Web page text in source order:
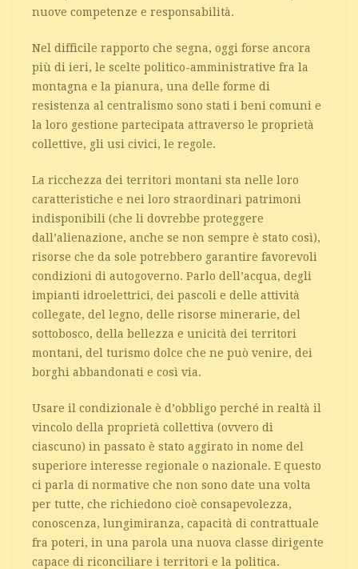
nuove competenze e responsabilità.
Nel difficile rapporto che segna, oggi forse ancora
più di ieri, le scelte politico-amministrative fra la
montagna e la pianura, una delle forme di
resistenza al centralismo sono stati i beni comuni e
la loro gestione partecipata attraverso le proprietà
collettive, gli usi civici, le regole.
La ricchezza dei territori montani sta nelle loro
caratteristiche e nei loro straordinari patrimoni
indisponibili (che li dovrebbe proteggere
dall’alienazione, anche se non sempre è stato così),
risorse che da sole potrebbero garantire favorevoli
condizioni di autogoverno. Parlo dell’acqua, degli
impianti idroelettrici, dei pascoli e delle attività
collegate, del legno, delle risorse minerarie, del
sottobosco, della bellezza e unicità dei territori
montani, del turismo dolce che ne può venire, dei
borghi abbandonati e così via.
Usare il condizionale è d’obbligo perché in realtà il
vincolo della proprietà collettiva (ovvero di
ciascuno) in passato è stato aggirato in nome del
superiore interesse regionale o nazionale. E questo
ci parla di normative che non sono date una volta
per tutte, che richiedono cioè consapevolezza,
conoscenza, lungimiranza, capacità di contrattuale
fra poteri, in una parola una nuova classe dirigente
capace di riconciliare i territori e la politica.